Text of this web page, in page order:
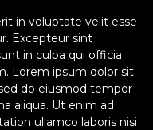
in voluptate velit esse
Excepteur sint
in culpa qui officia
Lorem ipsum dolor sit
do eiusmod tempor
aliqua. Ut enim ad
ullamco laboris nisi